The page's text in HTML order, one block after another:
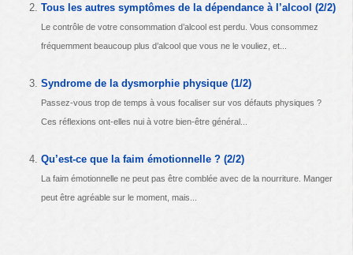
Tous les autres symptômes de la dépendance à l’alcool (2/2)
Le contrôle de votre consommation d’alcool est perdu. Vous consommez
fréquemment beaucoup plus d’alcool que vous ne le vouliez, et...
Syndrome de la dysmorphie physique (1/2)
Passez-vous trop de temps à vous focaliser sur vos défauts physiques ?
Ces réflexions ont-elles nui à votre bien-être général...
Qu’est-ce que la faim émotionnelle ? (2/2)
La faim émotionnelle ne peut pas être comblée avec de la nourriture. Manger
peut être agréable sur le moment, mais...